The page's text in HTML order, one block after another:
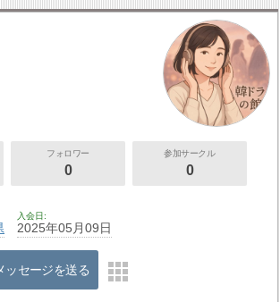
フォロワー
0
参加サークル
0
入会日
2025年05月09日
ッセージを送る